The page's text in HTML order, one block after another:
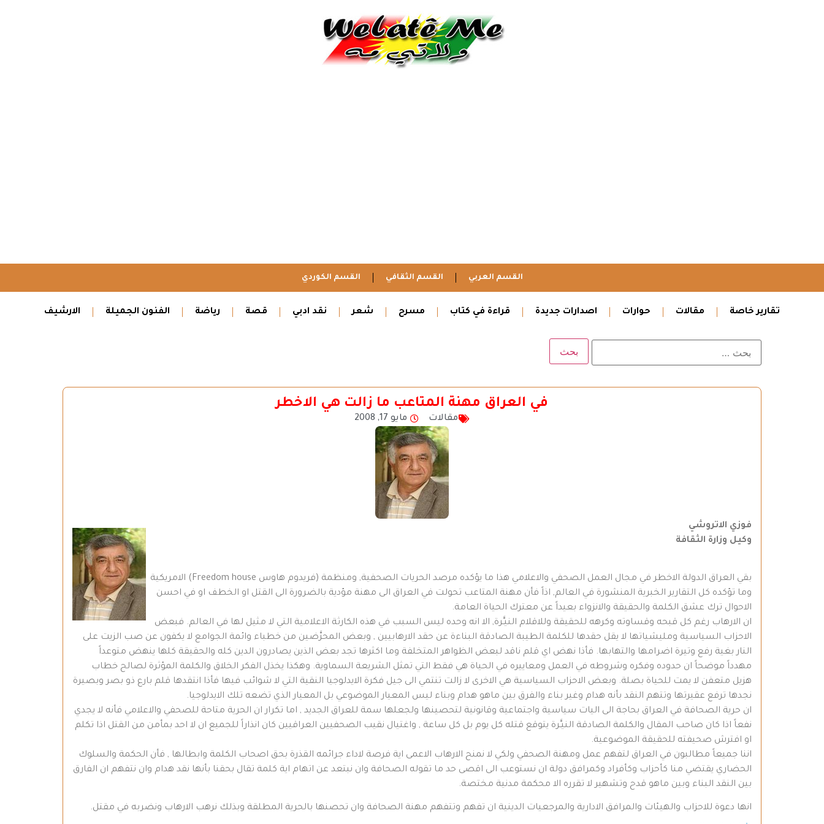
القسم العربي القسم الثقافي القسم الكوردي
تقارير خاصة مقالات حوارات اصدارات جديدة قراءة في كتاب مسرح شعر نقد ادبي قصة رياضة الفنون الجميلة الارشيف
في العراق مهنة المتاعب ما زالت هي الاخطر
مقالات مايو 17, 2008
فوزي الاتروشي
وكيل وزارة الثقافة
بقي العراق الدولة الاخطر في مجال العمل الصحفي والاعلامي هذا ما يؤكده مرصد الحريات الصحفية, ومنظمة (فريدوم هاوس Freedom house) الامريكية
وما تؤكده كل التقارير الخبرية المنشورة في العالم, اذاً فأن مهنة المتاعب تحولت في العراق الى مهنة مؤدية بالضرورة الى القتل او الخطف او في احسن
الاحوال ترك عشق الكلمة والحقيقة والانزواء بعيداً عن معترك الحياة العامة.
ان الارهاب رغم كل قبحه وقساوته وكرهه للحقيقة وللاقلام النيـَّرة, الا انه وحده ليس السبب في هذه الكارثة الاعلامية التي لا مثيل لها في العالم. فبعض
الاحزاب السياسية ومليشياتها لا يقل حقدها للكلمة الطيبة الصادقة البناءة عن حقد الارهابيين , وبعض المحرَّضين من خطباء وائمة الجوامع لا يكفون عن صب الزيت على
النار بغية رفع وتيرة اضرامها والتهابها. فأذا نهض اي قلم ناقد لبعض الظواهر المتخلفة وما اكثرها تجد بعض الذين يصادرون الدين كله والحقيقة كلها ينهض متوعداً
مهدداً موضحاً ان حدوده وفكره وشروطه في العمل ومعاييره في الحياة هي فقط التي تمثل الشريعة السماوية. وهكذا يخذل الفكر الخلاق والكلمة المؤثرة لصالح خطاب
هزيل متعفن لا يمت للحياة بصلة. وبعض الاحزاب السياسية هي الاخرى لا زالت تنتمي الى جيل فكرة الايدلوجيا النقية التي لا شوائب فيها فأذا انتقدها قلم بارع ذو بصر وبصيرة
نجدها ترفع عقيرتها وتتهم النقد بأنه هدام وغير بناء والفرق بين ماهو هدام وبناء ليس المعيار الموضوعي بل المعيار الذي تضعه تلك الايدلوجيا.
ان حرية الصحافة في العراق بحاجة الى اليات سياسية واجتماعية وقانونية لتحصينها ولجعلها سمة للعراق الجديد , اما تكرار ان الحرية متاحة للصحفي والاعلامي فأنه لا يجدي
نفعاً اذا كان صاحب المقال والكلمة الصادقة النيـَّرة يتوقع قتله كل يوم بل كل ساعة , واغتيال نقيب الصحفيين العراقيين كان انذاراً للجميع ان لا احد بمأمن من القتل اذا تكلم
او افترش صحيفته للحقيقة الموضوعية.
اننا جميعاً مطالبون في العراق لتفهم عمل ومهنة الصحفي ولكي لا نمنح الارهاب الاعمى اية فرصة لاداء جرائمه القذرة بحق اصحاب الكلمة وابطالها , فأن الحكمة والسلوك
الحضاري يقتضي منا كأحزاب وكأفراد وكمرافق دولة ان نستوعب الى اقصى حد ما تقوله الصحافة وان نبتعد عن اتهام اية كلمة تقال بحقنا بأنها نقد هدام وان نتفهم ان الفارق
بين النقد البناء وبين ماهو قدح وتشهير لا تقرره الا محكمة مدنية مختصة.
انها دعوة للاحزاب والهيئات والمرافق الادارية والمرجعيات الدينية ان تفهم وتتفهم مهنة الصحافة وان تحصنها بالحرية المطلقة وبذلك نرهب الارهاب ونضربه في مقتل.